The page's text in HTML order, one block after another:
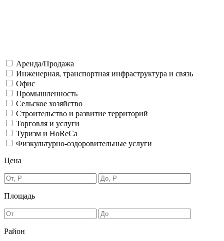
Аренда/Продажа
Инженерная, транспортная инфраструктура и связь
Офис
Промышленность
Сельское хозяйство
Строительство и развитие территорий
Торговля и услуги
Туризм и HoReCa
Физкультурно-оздоровительные услуги
Цена
Площадь
Район